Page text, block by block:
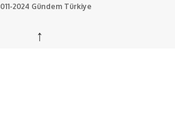
2024 Gündem Türkiye
↑